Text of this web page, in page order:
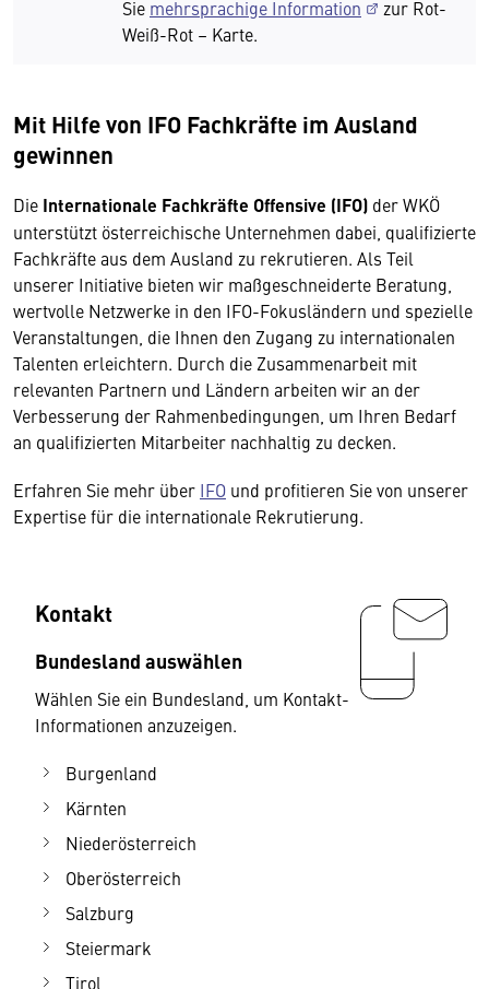
Sie mehrsprachige Information
zur Rot-
Weiß-Rot – Karte.
Mit Hilfe von IFO Fachkräfte im Ausland
gewinnen
Die Internationale Fachkräfte Offensive (IFO) der WKÖ
unterstützt österreichische Unternehmen dabei, qualifizierte
Fachkräfte aus dem Ausland zu rekrutieren. Als Teil
unserer Initiative bieten wir maßgeschneiderte Beratung,
wertvolle Netzwerke in den IFO-Fokusländern und spezielle
Veranstaltungen, die Ihnen den Zugang zu internationalen
Talenten erleichtern. Durch die Zusammenarbeit mit
relevanten Partnern und Ländern arbeiten wir an der
Verbesserung der Rahmenbedingungen, um Ihren Bedarf
an qualifizierten Mitarbeiter nachhaltig zu decken.
Erfahren Sie mehr über IFO und profitieren Sie von unserer
Expertise für die internationale Rekrutierung.
Kontakt
Bundesland auswählen
Wählen Sie ein Bundesland, um Kontakt-
Informationen anzuzeigen.
Burgenland
Kärnten
Niederösterreich
Oberösterreich
Salzburg
Steiermark
Tirol